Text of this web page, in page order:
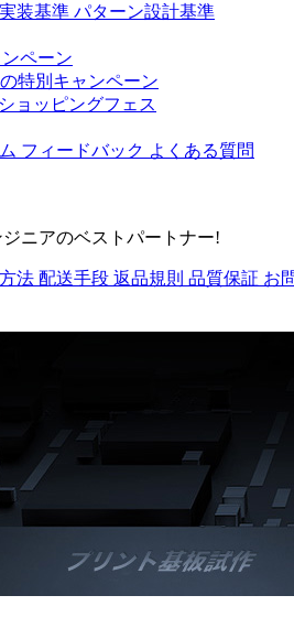
装基準 パターン設計基準
ペーン
特別キャンペーン
ョッピングフェス
フィードバック よくある質問
ニアのベストパートナー!
法 配送手段 返品規則 品質保証 お